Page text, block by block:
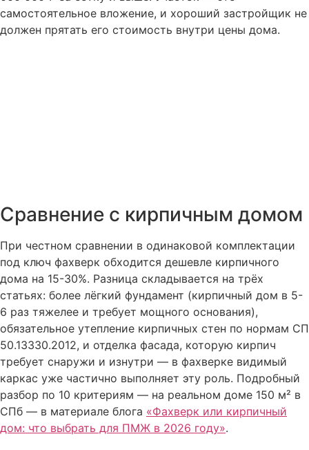
самостоятельное вложение, и хороший застройщик не
должен прятать его стоимость внутри цены дома.
Сравнение с кирпичным домом
При честном сравнении в одинаковой комплектации
под ключ фахверк обходится дешевле кирпичного
дома на 15-30%. Разница складывается на трёх
статьях: более лёгкий фундамент (кирпичный дом в 5-
6 раз тяжелее и требует мощного основания),
обязательное утепление кирпичных стен по нормам СП
50.13330.2012, и отделка фасада, которую кирпич
требует снаружи и изнутри — в фахверке видимый
каркас уже частично выполняет эту роль. Подробный
разбор по 10 критериям — на реальном доме 150 м² в
СПб — в материале блога «Фахверк или кирпичный
дом: что выбрать для ПМЖ в 2026 году».